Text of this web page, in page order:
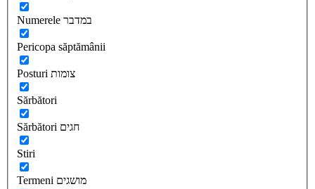
Numerele במדבר
Pericopa săptămânii
Posturi צומות
Sărbători
Sărbători חגים
Stiri
Termeni מושגים